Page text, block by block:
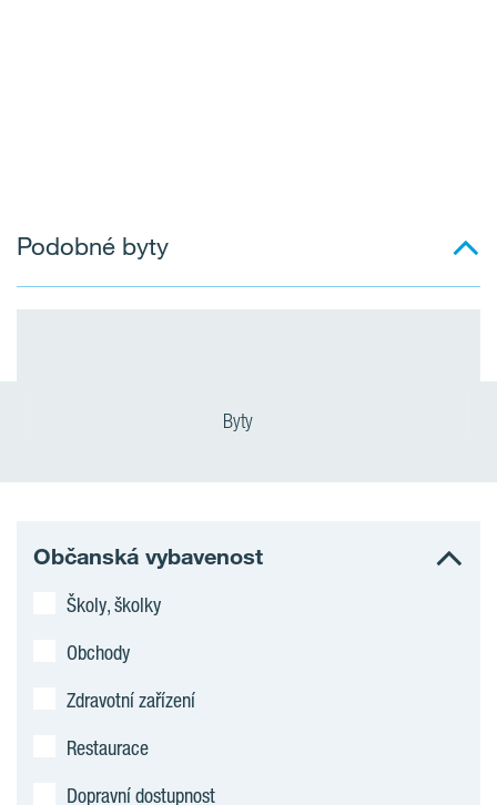
Podobné byty
Byty
Občanská vybavenost
Školy, školky
Obchody
Zdravotní zařízení
Restaurace
Dopravní dostupnost